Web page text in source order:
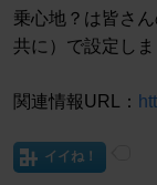
乗心地？は皆さ
共に）で設定し
関連情報URL：
イイね！